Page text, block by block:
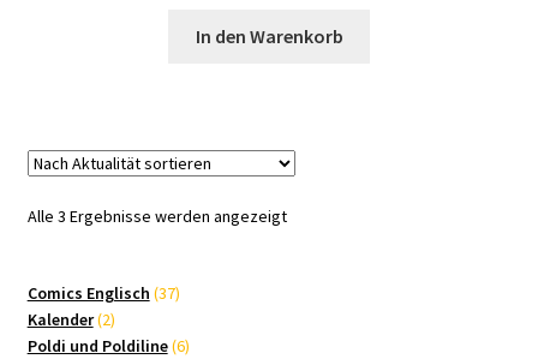
In den Warenkorb
Alle 3 Ergebnisse werden angezeigtNach
Comics Englisch 3737
Kalender 22
Produkte
Poldi und Poldiline 66